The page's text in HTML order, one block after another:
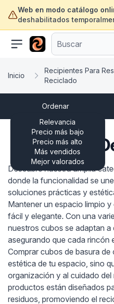
Web en modo catálogo
deshabilitados
ofertasinformatica.com
Inicio
Recipientes Para
Reciclado
Ordenar
Relevancia
Precio más bajo
Precio más alto
Más vendidos
Mejor valorados
Cubos
Descubre nuestra amplia
donde la funcionalidad se
soluciones prácticas y
Mantener un espacio limpio
fácil y elegante. Con una
nuestros cubos se adaptan a
asegurando que cada rincón
Comprar cubos de basura de
estética de tu espacio, sino
organización y al cuidado
productos están diseñados
residuos, promoviendo el